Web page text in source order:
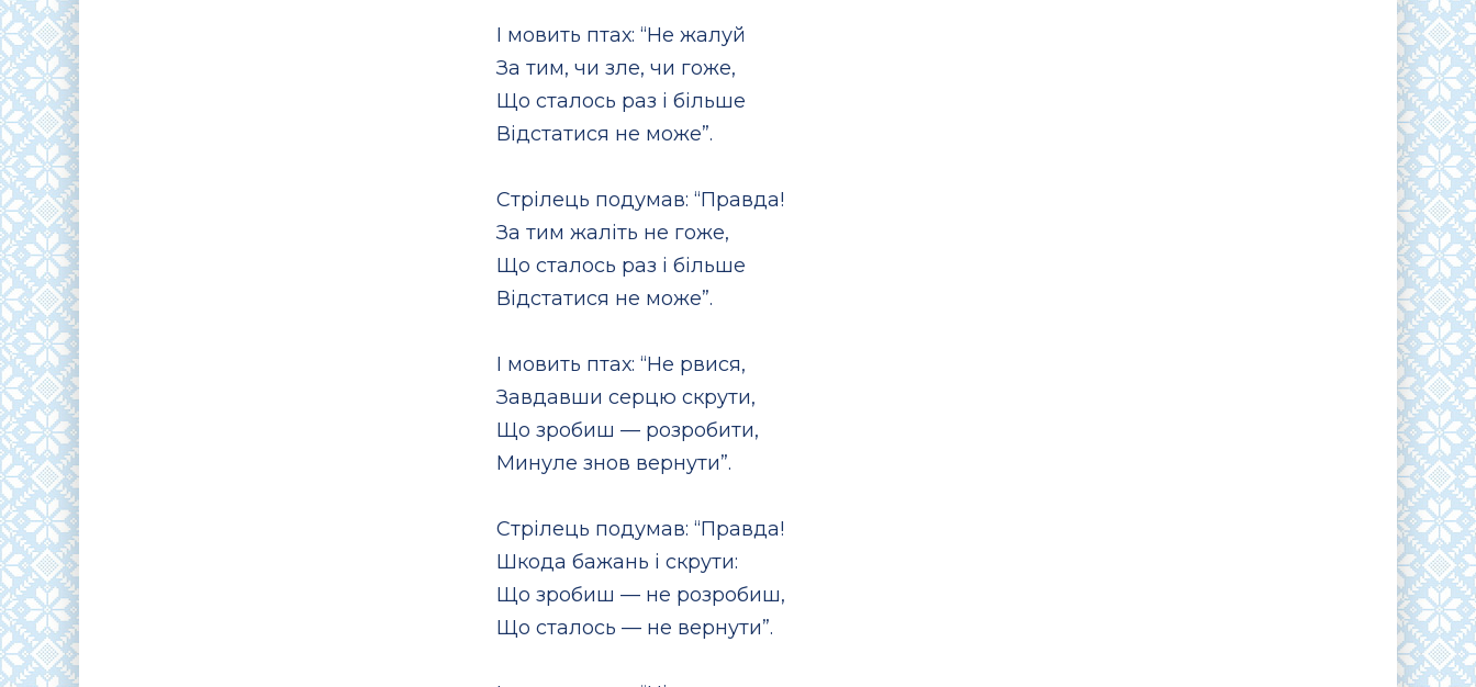
І мовить птах: “Не жалуй
За тим, чи зле, чи гоже,
Що сталось раз і більше
Відстатися не може”.
Стрілець подумав: “Правда!
За тим жаліть не гоже,
Що сталось раз і більше
Відстатися не може”.
І мовить птах: “Не рвися,
Завдавши серцю скрути,
Що зробиш — розробити,
Минуле знов вернути”.
Стрілець подумав: “Правда!
Шкода бажань і скрути:
Що зробиш — не розробиш,
Що сталось — не вернути”.